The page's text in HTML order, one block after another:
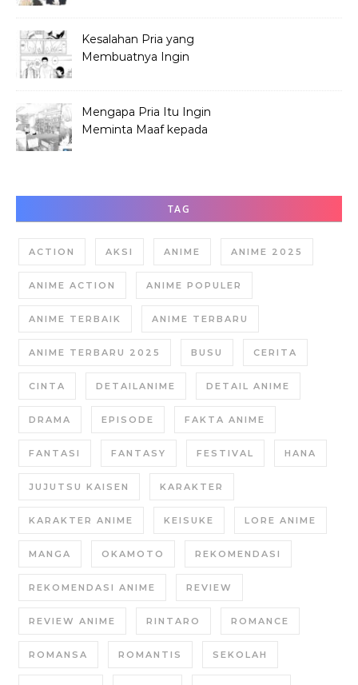
Kesalahan Pria yang
Membuatnya Ingin
Mengapa Pria Itu Ingin
Meminta Maaf kepada
TAG
ACTION AKSI ANIME ANIME 2025
ANIME ACTION ANIME POPULER
ANIME TERBAIK ANIME TERBARU
ANIME TERBARU 2025 BUSU CERITA
CINTA DETAILANIME DETAIL ANIME
DRAMA EPISODE FAKTA ANIME
FANTASI FANTASY FESTIVAL HANA
JUJUTSU KAISEN KARAKTER
KARAKTER ANIME KEISUKE LORE ANIME
MANGA OKAMOTO REKOMENDASI
REKOMENDASI ANIME REVIEW
REVIEW ANIME RINTARO ROMANCE
ROMANSA ROMANTIS SEKOLAH